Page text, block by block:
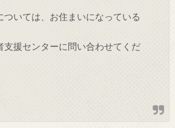
ついては、お住まいになっている
支援センターに問い合わせてくだ